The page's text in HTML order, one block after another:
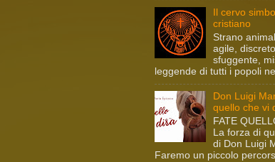
Il cervo
cristiano
Strano
agile,
sfuggente,
leggende di tutti i popoli ne
Don Luigi
quello che vi
FATE
La forza di
di Don Luigi
Faremo un piccolo